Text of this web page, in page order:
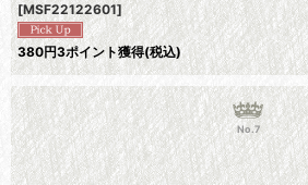
[MSF22122601]
380円3ポイント獲得(税込)
No.7